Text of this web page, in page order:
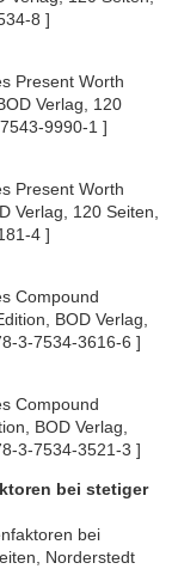
8 ]
Present Worth
Verlag, 120
9990-1 ]
Present Worth
Verlag, 120 Seiten,
4 ]
Compound
BOD Verlag,
3-7534-3616-6 ]
Compound
BOD Verlag,
3-7534-3521-3 ]
bei stetiger
bei
Norderstedt